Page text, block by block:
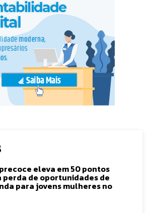
eleva em 50 pontos
perda de oportunidades de
para jovens mulheres no